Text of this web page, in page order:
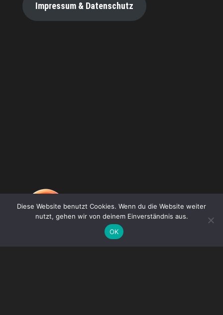
Impressum & Datenschutz
DE
Diese Website benutzt Cookies. Wenn du die Website weiter
nutzt, gehen wir von deinem Einverständnis aus.
OK